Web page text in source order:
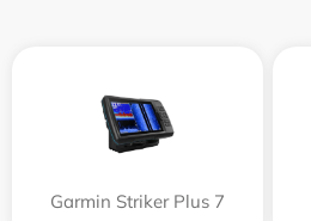
Garmin Striker Plus 7